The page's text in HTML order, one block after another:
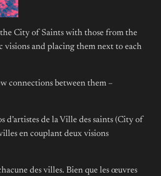
City of Saints with those from the
and placing them next to each
connections between them –
d’artistes de la Ville des saints (City of
en couplant deux visions
des villes. Bien que les œuvres